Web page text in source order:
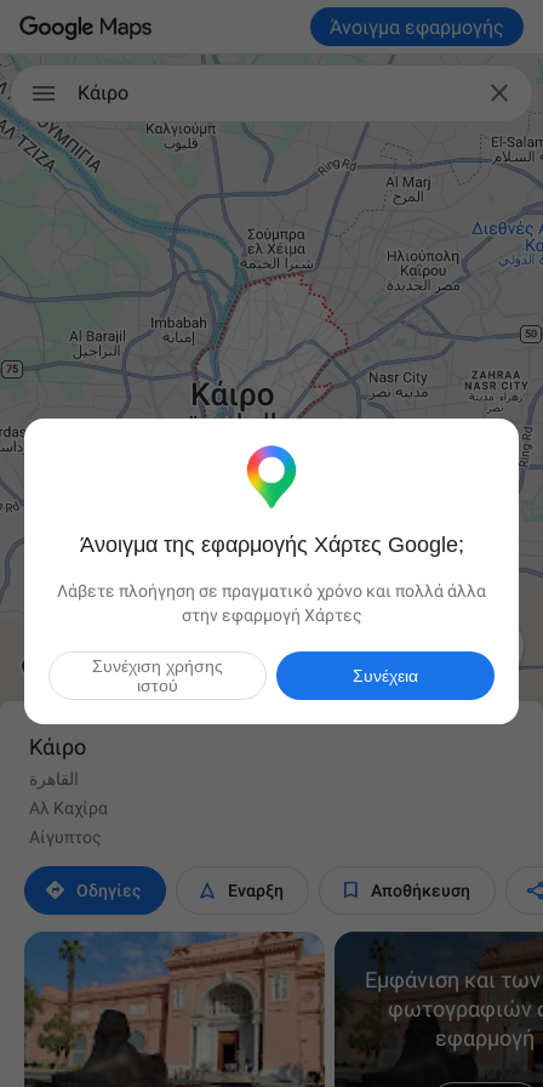
Άνοιγμα εφαρμογής
 
Κάιρο

Κάιρο
القاهرة
Αλ Καχίρα
Αίγυπτος
 Οδηγίες  Έναρξη  Αποθήκευση
Εμφάνιση και
φωτογραφιών
εφαρμογή
Άνοιγμα της εφαρμογής Χάρτες Google;
Λάβετε πλοήγηση σε πραγματικό χρόνο και πολλά άλλα
στην εφαρμογή Χάρτες
Συνέχεια
Συνέχιση χρήσης
ιστού